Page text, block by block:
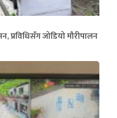
प्रविधिसँग जोडियो मौरीपालन